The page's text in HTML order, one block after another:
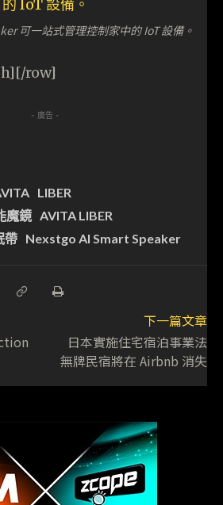
可一站式管理控制家中的 IoT 設備。
row]
- 廣告 -
LIBER
魔鏡 AVITA LIBER
帶 Nexstgo AI Smart Speaker
下一篇文章
日本實施住宅宿泊事業法
無牌民宿將在 Airbnb 消失